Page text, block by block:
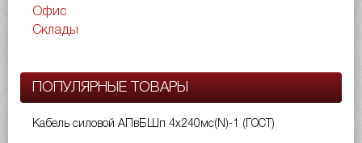
Офис
Склады
ПОПУЛЯРНЫЕ ТОВАРЫ
Кабель силовой АПвБШп 4х240мс(N)-1 (ГОСТ)